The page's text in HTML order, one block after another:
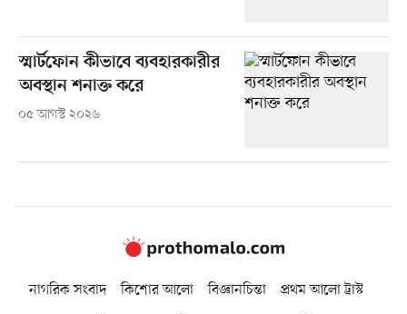
স্মার্টফোন কীভাবে ব্যবহারকারীর
অবস্থান শনাক্ত করে
০৫ আগস্ট ২০২৬
নাগরিক সংবাদ কিশোর আলো বিজ্ঞানচিন্তা
প্রথম আলো ট্রাস্ট